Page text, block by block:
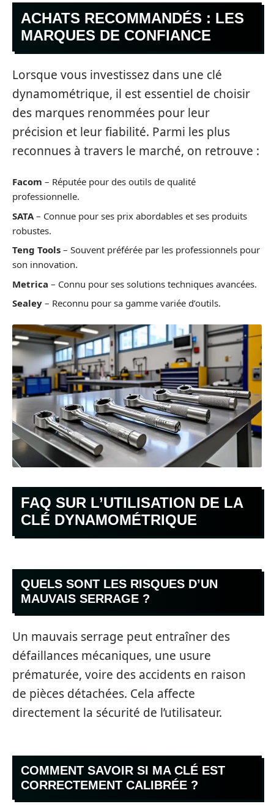
ACHATS RECOMMANDÉS : LES
MARQUES DE CONFIANCE
Lorsque vous investissez dans une clé
dynamométrique, il est essentiel de choisir
des marques renommées pour leur
précision et leur fiabilité. Parmi les plus
reconnues à travers le marché, on retrouve :
Facom – Réputée pour des outils de qualité
professionnelle.
SATA – Connue pour ses prix abordables et ses produits
robustes.
Teng Tools – Souvent préférée par les professionnels pour
son innovation.
Metrica – Connu pour ses solutions techniques avancées.
Sealey – Reconnu pour sa gamme variée d’outils.
FAQ SUR L’UTILISATION DE LA
CLÉ DYNAMOMÉTRIQUE
QUELS SONT LES RISQUES D’UN
MAUVAIS SERRAGE ?
Un mauvais serrage peut entraîner des
défaillances mécaniques, une usure
prématurée, voire des accidents en raison
de pièces détachées. Cela affecte
directement la sécurité de l’utilisateur.
COMMENT SAVOIR SI MA CLÉ EST
CORRECTEMENT CALIBRÉE ?